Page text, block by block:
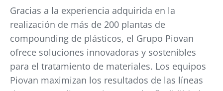
Gracias a la experiencia adquirida en la
realización de más de 200 plantas de
compounding de plásticos, el Grupo Piovan
ofrece soluciones innovadoras y sostenibles
para el tratamiento de materiales. Los equipos
Piovan maximizan los resultados de las líneas